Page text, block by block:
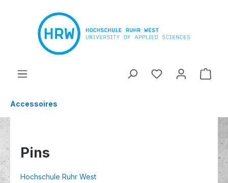
Accessoires
Pins
Hochschule Ruhr West